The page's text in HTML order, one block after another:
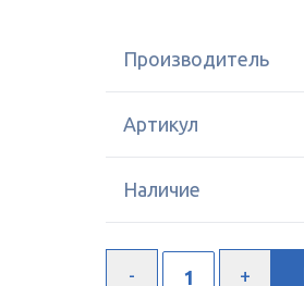
Производитель
Артикул
Наличие